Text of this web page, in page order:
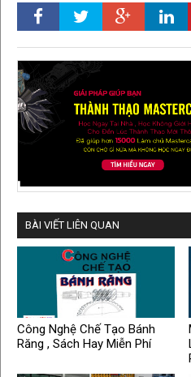
BÀI VIẾT LIÊN QUAN
Công Nghệ Chế Tạo Bánh
Răng , Sách Hay Miễn Phí